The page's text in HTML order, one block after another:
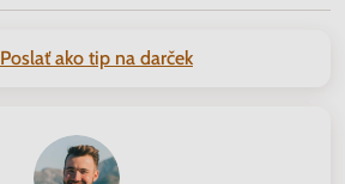
Poslať ako tip na darček